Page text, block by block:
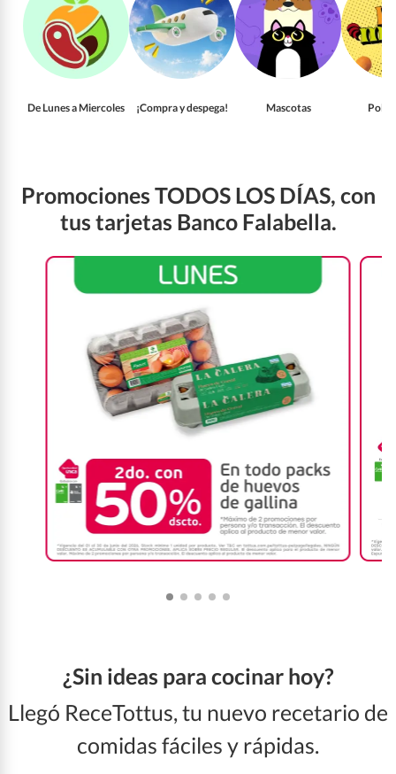
De Lunes a Miercoles ¡Compra y despega! Mascotas
Promociones TODOS LOS DÍAS, con
tus tarjetas Banco Falabella.
¿Sin ideas para cocinar hoy?
Llegó ReceTottus, tu nuevo recetario de
comidas fáciles y rápidas.